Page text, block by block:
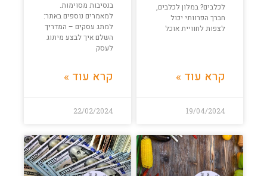
לכלבים? במלון לכלבים,
חברך הפרוותי יכול
לצפות לחוויית אוכל
קרא עוד »
19/04/2024
בנסיבות מסוימות.
למאמרים נוספים באתר:
למתג עסקים – המדריך
השלם איך לבצע מיתוג
לעסק
קרא עוד »
22/02/2024